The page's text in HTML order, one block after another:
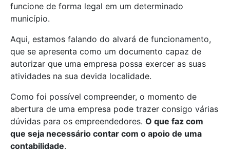
funcione de forma legal em um determinado
município.
Aqui, estamos falando do alvará de funcionamento,
que se apresenta como um documento capaz de
autorizar que uma empresa possa exercer as suas
atividades na sua devida localidade.
Como foi possível compreender, o momento de
abertura de uma empresa pode trazer consigo várias
dúvidas para os empreendedores. O que faz com
que seja necessário contar com o apoio de uma
contabilidade.